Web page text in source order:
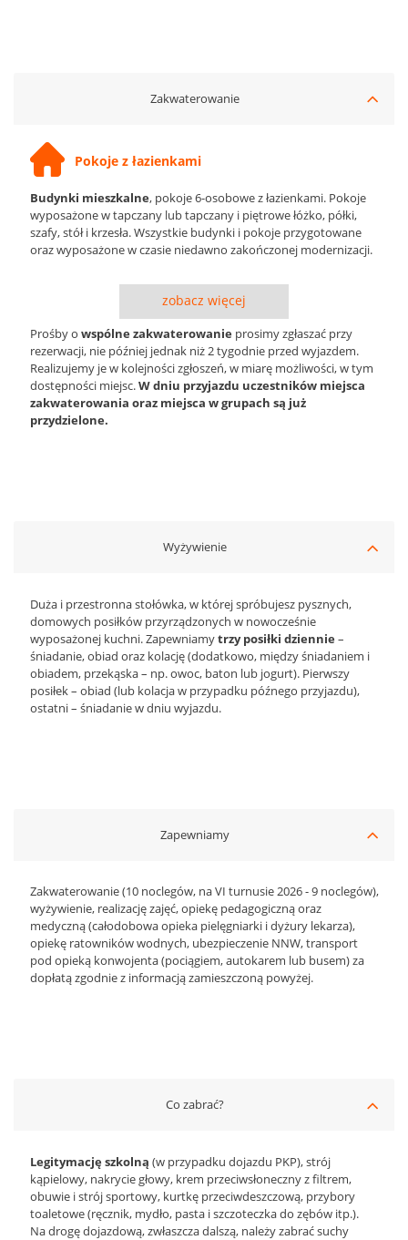
Zakwaterowanie
Pokoje z łazienkami
Budynki mieszkalne, pokoje 6-osobowe z łazienkami. Pokoje
wyposażone w tapczany lub tapczany i piętrowe łóżko, półki,
szafy, stół i krzesła. Wszystkie budynki i pokoje przygotowane
oraz wyposażone w czasie niedawno zakończonej modernizacji.
zobacz więcej
Prośby o wspólne zakwaterowanie prosimy zgłaszać przy
rezerwacji, nie później jednak niż 2 tygodnie przed wyjazdem.
Realizujemy je w kolejności zgłoszeń, w miarę możliwości, w tym
dostępności miejsc.W dniu przyjazdu uczestników miejsca
zakwaterowania oraz miejsca w grupach są już
przydzielone.
Wyżywienie
Duża i przestronna stołówka, w której spróbujesz pysznych,
domowych posiłków przyrządzonych w nowocześnie
wyposażonej kuchni. Zapewniamytrzy posiłki dziennie –
śniadanie, obiad oraz kolację (dodatkowo, między śniadaniem i
obiadem, przekąska – np. owoc, baton lub jogurt). Pierwszy
posiłek – obiad (lub kolacja w przypadku późnego przyjazdu),
ostatni – śniadanie w dniu wyjazdu.
Zapewniamy
Zakwaterowanie (10 noclegów, na VI turnusie 2026 - 9 noclegów),
wyżywienie, realizację zajęć, opiekę pedagogiczną oraz
medyczną (całodobowa opieka pielęgniarki i dyżury lekarza),
opiekę ratowników wodnych, ubezpieczenie NNW, transport
pod opieką konwojenta (pociągiem, autokarem lub busem) za
dopłatą zgodnie z informacją zamieszczoną powyżej.
Co zabrać?
Legitymację szkolną (w przypadku dojazdu PKP), strój
kąpielowy, nakrycie głowy, krem przeciwsłoneczny z filtrem,
obuwie i strój sportowy, kurtkę przeciwdeszczową, przybory
toaletowe (ręcznik, mydło, pasta i szczoteczka do zębów itp.).
Na drogę dojazdową, zwłaszcza dalszą, należy zabrać suchy